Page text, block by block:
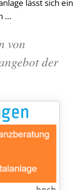
lässt sich ein
…
von
der